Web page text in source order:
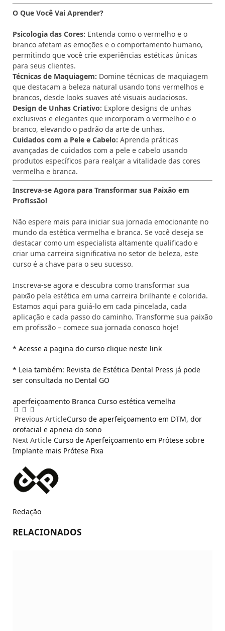
O Que Você Vai Aprender?
Psicologia das Cores: Entenda como o vermelho e o
branco afetam as emoções e o comportamento humano,
permitindo que você crie experiências estéticas únicas
para seus clientes.
Técnicas de Maquiagem: Domine técnicas de maquiagem
que destacam a beleza natural usando tons vermelhos e
brancos, desde looks suaves até visuais audaciosos.
Design de Unhas Criativo: Explore designs de unhas
exclusivos e elegantes que incorporam o vermelho e o
branco, elevando o padrão da arte de unhas.
Cuidados com a Pele e Cabelo: Aprenda práticas
avançadas de cuidados com a pele e cabelo usando
produtos específicos para realçar a vitalidade das cores
vermelha e branca.
Inscreva-se Agora para Transformar sua Paixão em
Profissão!
Não espere mais para iniciar sua jornada emocionante no
mundo da estética vermelha e branca. Se você deseja se
destacar como um especialista altamente qualificado e
criar uma carreira significativa no setor de beleza, este
curso é a chave para o seu sucesso.
Inscreva-se agora e descubra como transformar sua
paixão pela estética em uma carreira brilhante e colorida.
Estamos aqui para guiá-lo em cada pincelada, cada
aplicação e cada passo do caminho. Transforme sua paixão
em profissão – comece sua jornada conosco hoje!
* Acesse a pagina do curso clique neste link
* Leia também: Revista de Estética Dental Press já pode
ser consultada no Dental GO
aperfeiçoamento Branca Curso estética vemelha
Facebook
EmailWhatsApp
Previous ArticleCurso de aperfeiçoamento em DTM, dor
orofacial e apneia do sono
Next Article Curso de Aperfeiçoamento em Prótese sobre
Implante mais Prótese Fixa
Redação
RELACIONADOS